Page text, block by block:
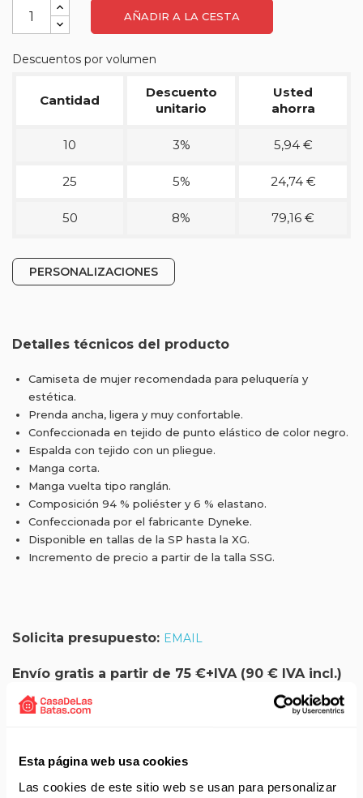
Esta página web usa cookies
Las cookies de este sitio web se usan para personalizar
AÑADIR A LA CESTA
Descuentos por volumen
Cantidad
Descuento
unitario
Usted
ahorra
10 3% 5,94 €
25 5% 24,74 €
50 8% 79,16 €
PERSONALIZACIONES
Detalles técnicos del producto
Camiseta de mujer recomendada para peluquería y
estética.
Prenda ancha, ligera y muy confortable.
Confeccionada en tejido de punto elástico de color negro.
Espalda con tejido con un pliegue.
Manga corta.
Manga vuelta tipo ranglán.
Composición 94 % poliéster y 6 % elastano.
Confeccionada por el fabricante Dyneke.
Disponible en tallas de la SP hasta la XG.
Incremento de precio a partir de la talla SSG.
Solicita presupuesto: EMAIL
Envío gratis a partir de 75 €+IVA (90 € IVA incl.)
Aprovecha el envío gratuito en toda España excepto
ENVÍOS EN AGOSTO
No realizamos envíos del 10 al 21 de agosto.